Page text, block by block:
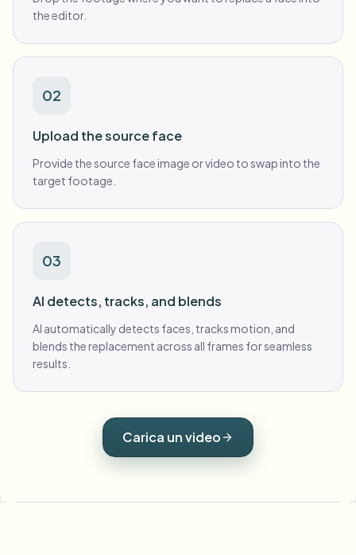
the editor.
02
Upload the source face
Provide the source face image or video to swap into the
target footage.
03
AI detects, tracks, and blends
AI automatically detects faces, tracks motion, and
blends the replacement across all frames for seamless
results.
Carica un video